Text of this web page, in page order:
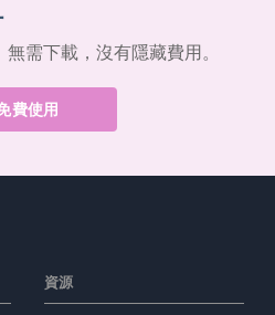
需下載，沒有隱藏費用。
費使用
資源